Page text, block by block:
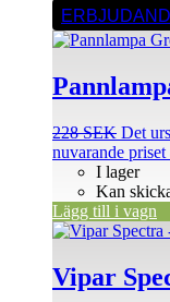
228SEK Det
nuvarande
I lager
Kan
Lägg till i vagn
Vipar